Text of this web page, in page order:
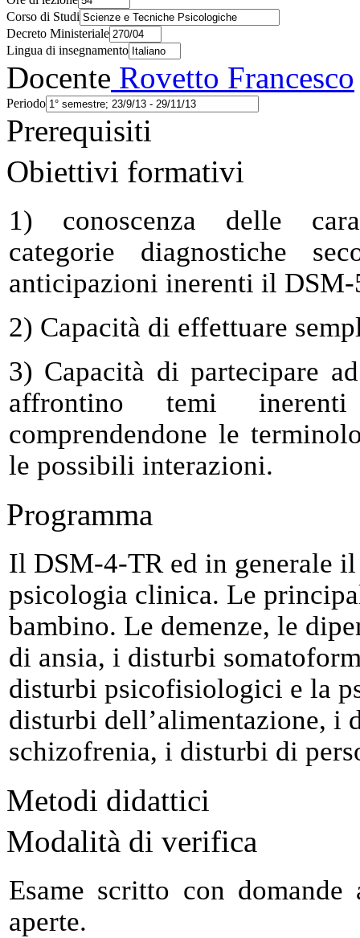
Corso di Studi
Decreto Ministeriale
Lingua di insegnamento
Docente Rovetto Francesco
Periodo
Prerequisiti
Obiettivi formativi
1) conoscenza delle
categorie diagnostiche
anticipazioni inerenti il DSM-
2) Capacità di effettuare
3) Capacità di partecipare
affrontino temi
comprendendone le
le possibili interazioni.
Programma
Il DSM-4-TR ed in generale
psicologia clinica. Le
bambino. Le demenze, le
di ansia, i disturbi
disturbi psicofisiologici e la
disturbi dell’alimentazione, i
schizofrenia, i disturbi di
Metodi didattici
Modalità di verifica
Esame scritto con
aperte.